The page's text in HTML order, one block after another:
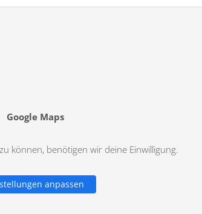
Google Maps
können, benötigen wir deine Einwilligung.
anpassen